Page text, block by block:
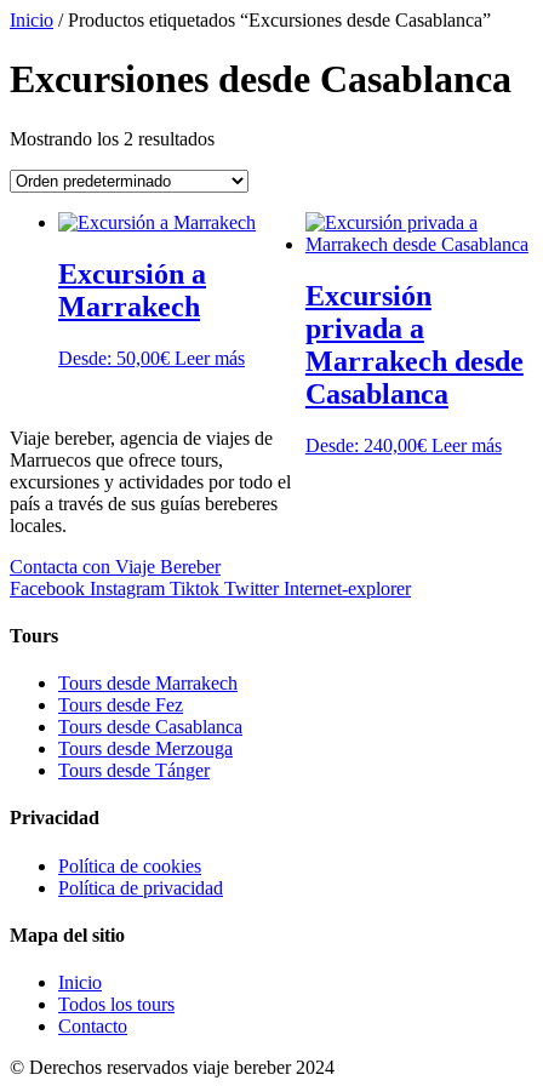
Ir
contenido
Inicio / Productos etiquetados “Excursiones desde Casablanca”
Excursiones desde Casablanca
Mostrando los 2 resultados
Excursión a
Marrakech
Desde: 50,00€ Leer más
Excursión
privada a
Marrakech desde
Casablanca
Desde: 240,00€ Leer más
Viaje bereber, agencia de viajes de
Marruecos que ofrece tours,
excursiones y actividades por todo el
país a través de sus guías bereberes
locales.
Contacta con Viaje Bereber
Facebook Instagram Tiktok Twitter Internet-explorer
Tours
Tours desde Marrakech
Tours desde Fez
Tours desde Casablanca
Tours desde Merzouga
Tours desde Tánger
Privacidad
Política de cookies
Política de privacidad
Mapa del sitio
Inicio
Todos los tours
Contacto
© Derechos reservados viaje bereber 2024